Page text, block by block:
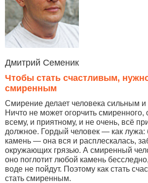
Дмитрий Семеник
Чтобы стать счастливым,
смиренным
Смирение делает человека сильным
Ничто не может огорчить смиренного,
всему, и приятному, и не очень, всё
должное. Гордый человек — как лужа:
камень — она вся и расплескалась,
окружающих грязью. А смиренный
оно поглотит любой камень
воде не пойдут. Поэтому как стать
стать смиренным.